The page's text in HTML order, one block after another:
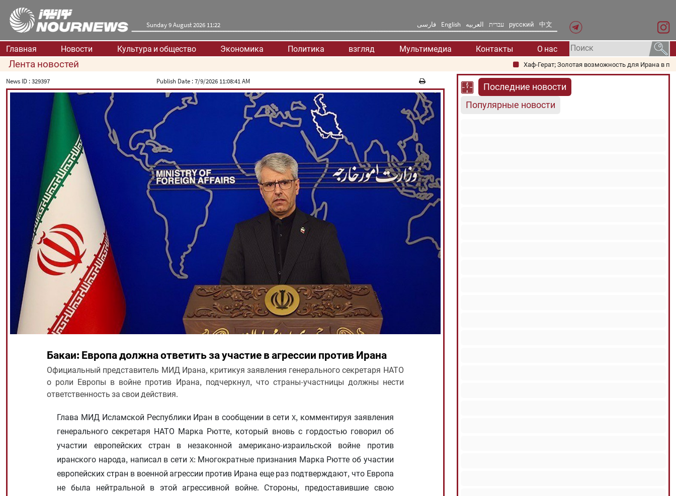
Sunday 9 August 2026 11:22 فارسی English العربیه עברית русский 中文
Главная Новости Культура и общество Экономика Политика взгляд Мультимедиа Контакты О нас
Лента новостей
Хаф-Герат; Золотая возможность для Ирана в плане
News ID :329397 Publish Date :7/9/2026 11:08:41 AM
Бакаи: Европа должна ответить за участие в агрессии против Ирана
Официальный представитель МИД Ирана, критикуя заявления генерального секретаря НАТО
о роли Европы в войне против Ирана, подчеркнул, что страны-участницы должны нести
ответственность за свои действия.
Глава МИД Исламской Республики Иран в сообщении в сети X, комментируя заявления
генерального секретаря НАТО Марка Рютте, который вновь с гордостью говорил об
участии европейских стран в незаконной американо-израильской войне против
иранского народа, написал в сети X: Многократные признания Марка Рютте об участии
европейских стран в военной агрессии против Ирана еще раз подтверждают, что Европа
не была нейтральной в этой агрессивной войне. Стороны, предоставившие свою
Последние новости
Популярные новости